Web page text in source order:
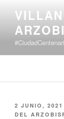
contenido
PUBLICADO
EL
2 JUNIO, 2021
DEL